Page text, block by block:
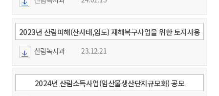
2023년 산림피해(산사태,임도) 재해복구사업을 위한 토지사용
공시송달 공고
산림녹지과 23.12.21
2024년 산림소득사업(임산물생산단지규모화) 공모